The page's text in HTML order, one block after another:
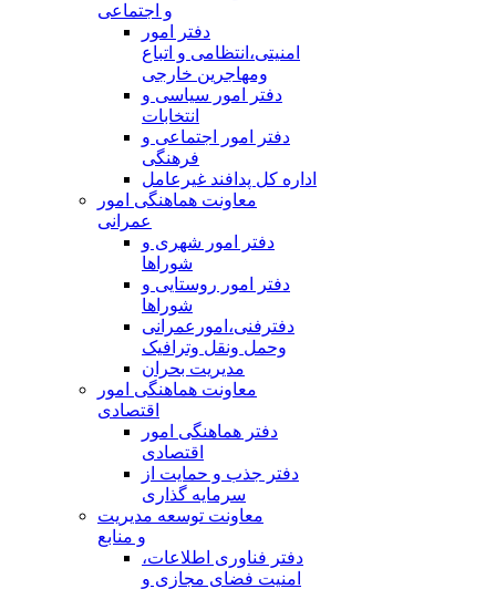
و اجتماعی
دفتر امور
امنيتی،انتظامی و اتباع
ومهاجرین خارجی
دفتر امور سیاسی و
انتخابات
دفتر امور اجتماعی و
فرهنگی
اداره کل پدافند غیرعامل
معاونت هماهنگی امور
عمرانی
دفتر امور شهری و
شوراها
دفتر امور روستایی و
شوراها
دفترفنی،امورعمرانی
وحمل ونقل وترافيک
مدیریت بحران
معاونت هماهنگی امور
اقتصادی
دفتر هماهنگی امور
اقتصادی
دفتر جذب و حمایت از
سرمایه گذاری
معاونت توسعه مدیریت
و منابع
دفتر فناوری اطلاعات،
امنیت فضای مجازی و